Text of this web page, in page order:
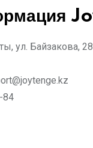
ул. Байзакова,
84